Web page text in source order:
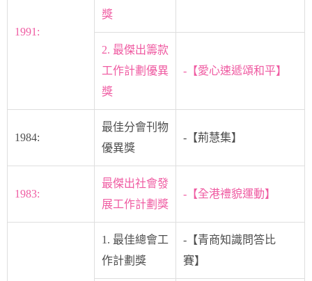
1991:
獎
2. 最傑出籌款
工作計劃優異
獎
-【愛心速遞頌和平】
1984:
最佳分會刊物
優異獎
-【荊慧集】
1983:
最傑出社會發
展工作計劃獎
-【全港禮貌運動】
1. 最佳總會工
作計劃獎
-【青商知識問答比
賽】